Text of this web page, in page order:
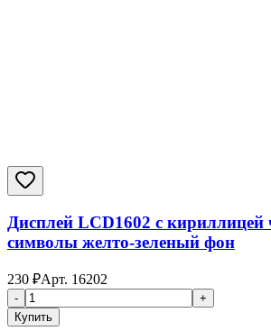
Дисплей LCD1602 с кириллицей
символы желто-зеленый фон
230 ₽Арт. 16202
-
+
Купить